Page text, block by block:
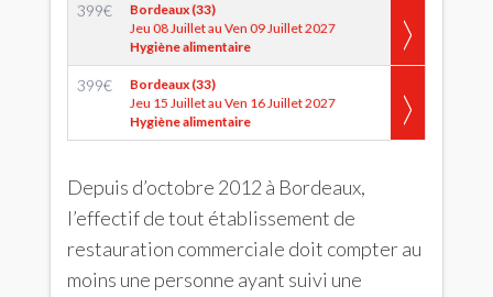
399€
Bordeaux (33)
Jeu 08 Juillet au Ven 09 Juillet 2027
Hygiène alimentaire
399€
Bordeaux (33)
Jeu 15 Juillet au Ven 16 Juillet 2027
Hygiène alimentaire
Depuis d’octobre 2012 à Bordeaux,
l’effectif de tout établissement de
restauration commerciale doit compter au
moins une personne ayant suivi une